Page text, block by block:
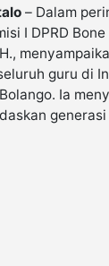
– Dalam
I DPRD
guru di
Ia
generasi